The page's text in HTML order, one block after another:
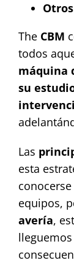
The CBM
todos
máquina
su
Las
esta
equipos,
avería,